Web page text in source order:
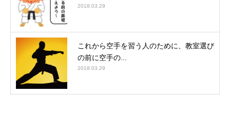
2018.03.29
これから空手を習う人のために、教室選び
の前に空手の...
2018.03.29